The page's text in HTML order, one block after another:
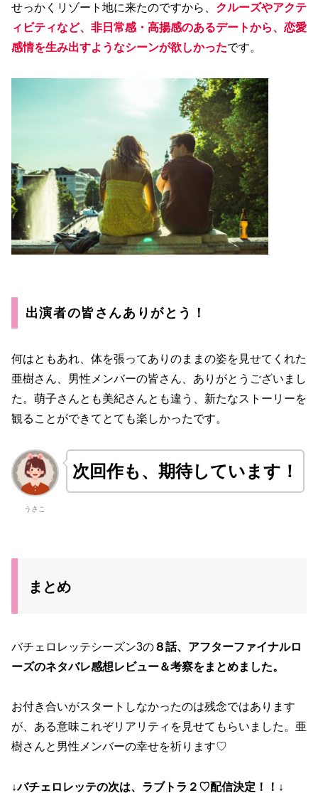
せっかくリゾート地に来たのですから、 クルーズやアクテ
ィビティなど、非日常感・高揚感のあるデートから、恋愛
感情を生み出すようなシーンが欲しかったです。
出演者の皆さんありがとう！
何はともあれ、体を張ってありのままの姿を見せてくれた
亜樹さん、男性メンバーの皆さん、ありがとうございまし
た。萌子さんとも美紀さんとも違う、新たなストーリーを
観ることができてとても楽しかったです。
うさこ
次回作も、期待しています！
まとめ
バチェロレッテシーズン3の８話、アフターファイナルロ
ーズのネタバレ感想レビュー＆考察をまとめました。
お付き合いがスタートしなかったのは残念ではあります
が、ある意味これぞリアリティを見せてもらいました。亜
樹さんと男性メンバーの幸せを祈ります♡
↓バチェロレッテの次は、ラブトラ２♡配信決定！！↓